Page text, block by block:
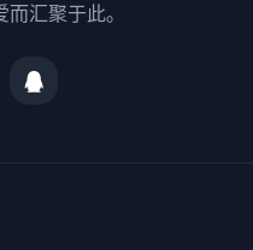
汇聚于此。